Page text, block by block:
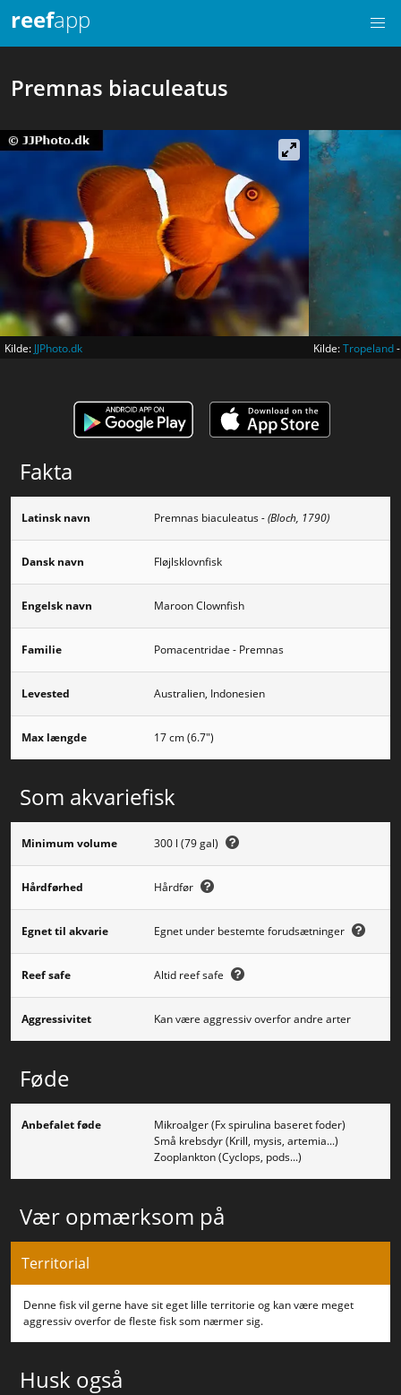
reefapp
Premnas biaculeatus
Kilde: JJPhoto.dk Kilde:Tropeland
Fakta
Latinsk navn Premnas biaculeatus- (Bloch, 1790)
Dansk navn Fløjlsklovnfisk
Engelsk navn Maroon Clownfish
Familie Pomacentridae - Premnas
Levested Australien, Indonesien
Max længde 17 cm (6.7")
Som akvariefisk
Minimum volume 300 l (79 gal)
Hårdførhed Hårdfør
Egnet til akvarie Egnet under bestemte forudsætninger
Reef safe Altid reef safe
Aggressivitet Kan være aggressiv overfor andre arter
Føde
Anbefalet føde
Mikroalger (Fx spirulina baseret foder)
Små krebsdyr (Krill, mysis, artemia...)
Zooplankton (Cyclops, pods...)
Vær opmærksom på
Territorial
Denne fisk vil gerne have sit eget lille territorie og kan være meget
aggressiv overfor de fleste fisk som nærmer sig.
Husk også